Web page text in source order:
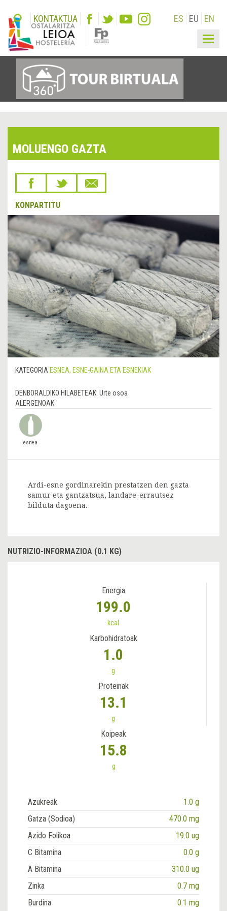
KONTAKTUA ES EU EN
MOLUENGO GAZTA
KONPARTITU
KATEGORIA ESNEA, ESNE-GAINA ETA ESNEKIAK
DENBORALDIKO HILABETEAK: Urte osoa
ALERGENOAK
esnea
Ardi-esne gordinarekin prestatzen den gazta
samur eta gantzatsua, landare-errautsez
bilduta dagoena.
NUTRIZIO-INFORMAZIOA (0.1 KG)
Energia
199.0
kcal
Karbohidratoak
1.0
g
Proteinak
13.1
g
Koipeak
15.8
g
Azukreak
1.0 g
Gatza (Sodioa)
470.0 mg
Azido Folikoa
19.0 ug
C Bitamina
0.0 g
A Bitamina
310.0 ug
Zinka
0.7 mg
Burdina
0.1 mg